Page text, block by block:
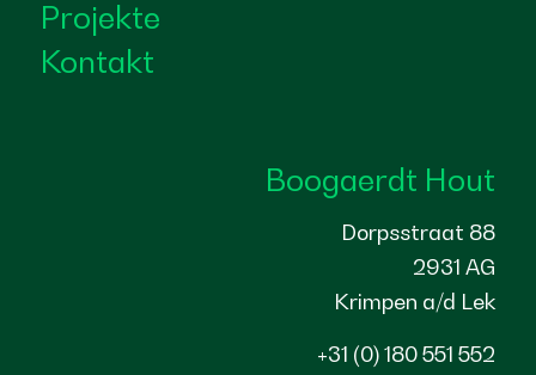
Projekte
Kontakt
Boogaerdt Hout
Dorpsstraat 88
2931 AG
Krimpen a/d Lek
+31 (0) 180 551 552